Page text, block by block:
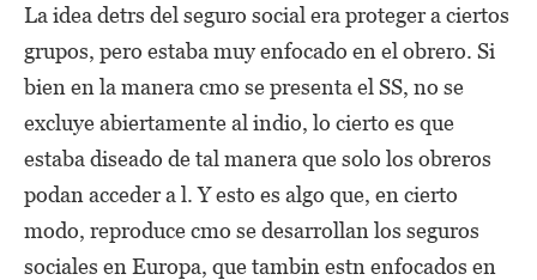
La idea detrs del seguro social era proteger a ciertos
grupos, pero estaba muy enfocado en el obrero. Si
bien en la manera cmo se presenta el SS, no se
excluye abiertamente al indio, lo cierto es que
estaba diseado de tal manera que solo los obreros
podan acceder a l. Y esto es algo que, en cierto
modo, reproduce cmo se desarrollan los seguros
sociales en Europa, que tambin estn enfocados en